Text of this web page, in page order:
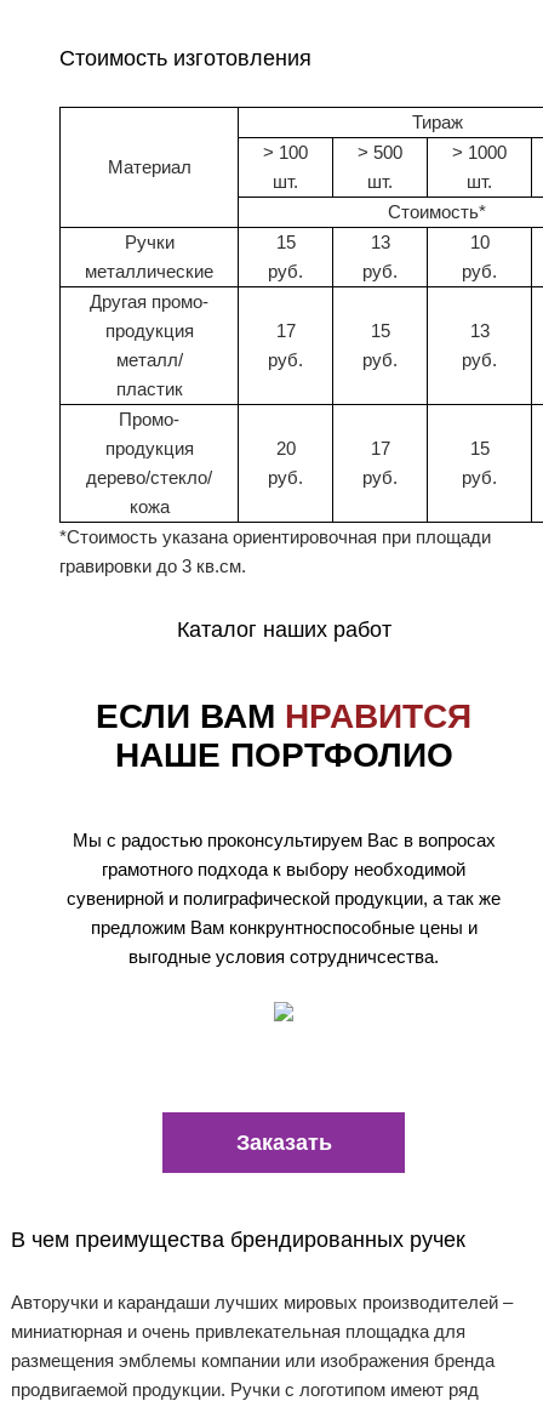
Стоимость изготовления
Материал
Тираж
> 100
шт.
> 500
шт.
> 1000
шт.
Стоимость*
Ручки
металлические
15
руб.
13
руб.
10
руб.
Другая промо-
продукция
металл/
пластик
17
руб.
15
руб.
13
руб.
Промо-
продукция
дерево/стекло/
кожа
20
руб.
17
руб.
15
руб.
*Стоимость указана ориентировочная при площади
гравировки до 3 кв.см.
Каталог наших работ
ЕСЛИ ВАМ НРАВИТСЯ
НАШЕ ПОРТФОЛИО
Мы с радостью проконсультируем Вас в вопросах
грамотного подхода к выбору необходимой
сувенирной и полиграфической продукции, а так же
предложим Вам конкрунтноспособные цены и
выгодные условия сотрудничсества.
Заказать
В чем преимущества брендированных ручек
Авторучки и карандаши лучших мировых производителей –
миниатюрная и очень привлекательная площадка для
размещения эмблемы компании или изображения бренда
продвигаемой продукции. Ручки с логотипом имеют ряд